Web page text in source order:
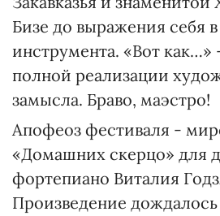
Бизе до выражения себя в
инструмента. «Вот
полной реализации
замысла. Браво, маэстро!
Апофеоз фестиваля -
«Домашних скерцо» для
фортепиано Виталия
Произведение дождалось